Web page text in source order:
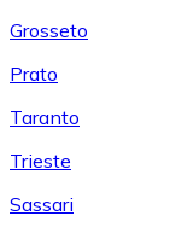
Grosseto
Prato
Taranto
Trieste
Sassari